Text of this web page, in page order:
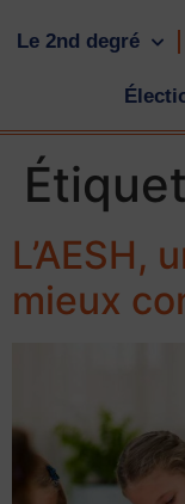
Le 2nd degré
L’AESH,
mieux